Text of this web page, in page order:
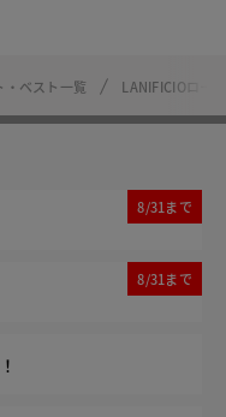
・ベスト一覧 LANIFICIOロー
8/31まで
8/31まで